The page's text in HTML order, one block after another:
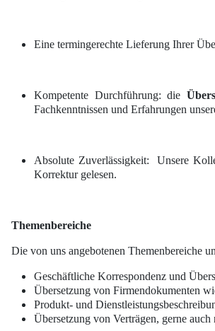
Eine termingerechte Lieferung Ihrer
Kompetente Durchführung: die
Fachkenntnissen und Erfahrungen
Absolute Zuverlässigkeit: Unsere
Korrektur gelesen.
Themenbereiche
Die von uns angebotenen Themenbereiche
Geschäftliche Korrespondenz und
Übersetzung von Firmendokumenten
Produkt- und
Übersetzung von Verträgen, gerne